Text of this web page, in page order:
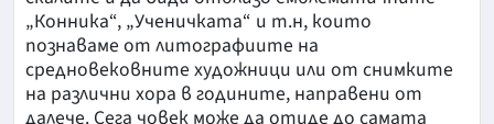
„Конника“, „Ученичката“ и т.н, които
познаваме от литографиите на
средновековните художници или от снимките
на различни хора в годините, направени от
далече. Сега човек може да отиде до самата